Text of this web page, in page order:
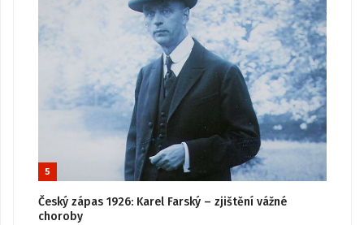
5
Český zápas 1926: Karel Farský – zjištění vážné
choroby